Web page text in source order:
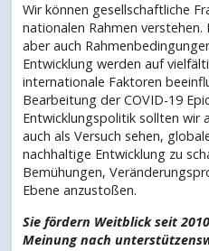
Wir können gesellschaftliche
nationalen Rahmen
aber auch
Entwicklung werden auf
internationale Faktoren
Bearbeitung der COVID-19
Entwicklungspolitik sollten wir
auch als Versuch sehen,
nachhaltige Entwicklung zu
Bemühungen,
Ebene anzustoßen.
Sie fördern Weitblick seit
Meinung nach